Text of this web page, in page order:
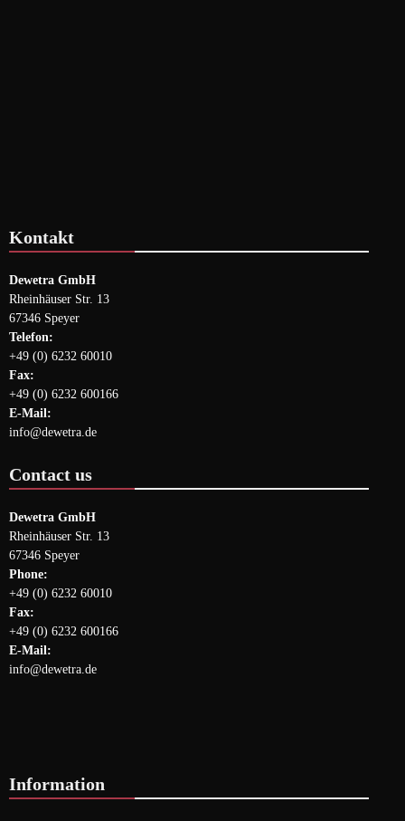
Kontakt
Dewetra GmbH
Rheinhäuser Str. 13
67346 Speyer
Telefon:
+49 (0) 6232 60010
Fax:
+49 (0) 6232 600166
E-Mail:
info@dewetra.de
Contact us
Dewetra GmbH
Rheinhäuser Str. 13
67346 Speyer
Phone:
+49 (0) 6232 60010
Fax:
+49 (0) 6232 600166
E-Mail:
info@dewetra.de
Information